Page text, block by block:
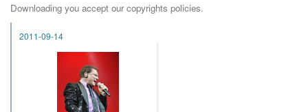
Downloading you accept our copyrights policies.
2011-09-14